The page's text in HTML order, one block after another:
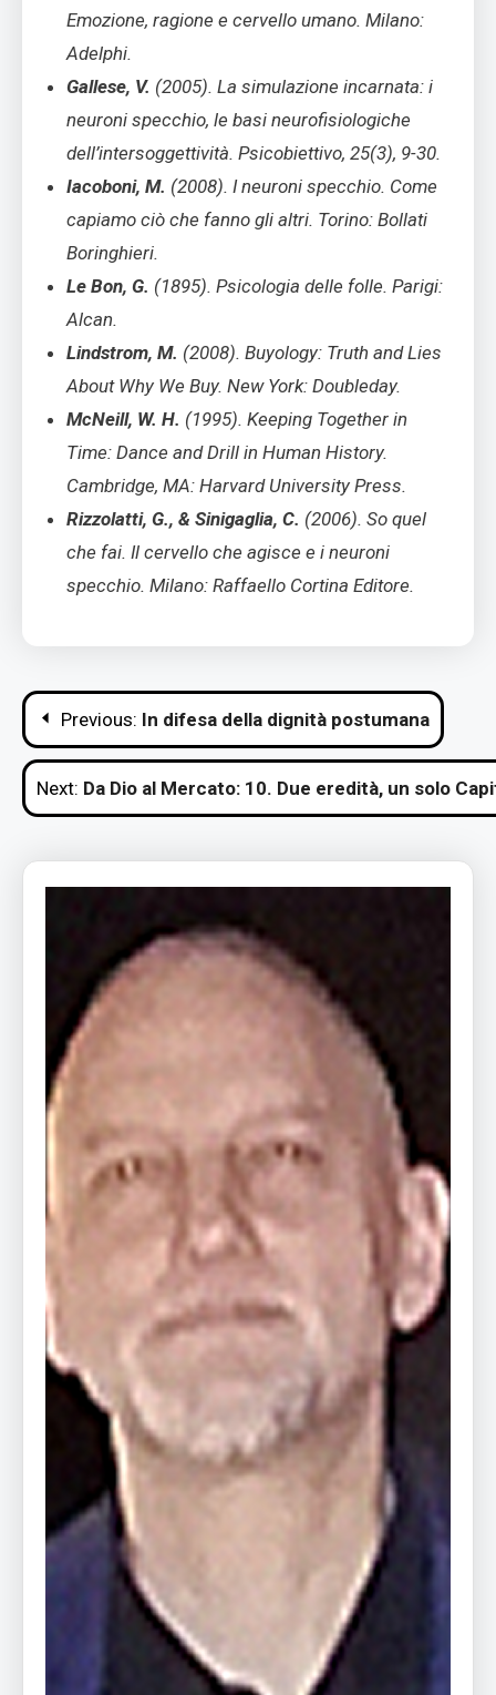
Emozione, ragione e cervello umano. Milano:
Adelphi.
Gallese, V. (2005). La simulazione incarnata: i
neuroni specchio, le basi neurofisiologiche
dell’intersoggettività. Psicobiettivo, 25(3), 9-30.
Iacoboni, M. (2008). I neuroni specchio. Come
capiamo ciò che fanno gli altri. Torino: Bollati
Boringhieri.
Le Bon, G. (1895). Psicologia delle folle. Parigi:
Alcan.
Lindstrom, M. (2008). Buyology: Truth and Lies
About Why We Buy. New York: Doubleday.
McNeill, W. H. (1995). Keeping Together in
Time: Dance and Drill in Human History.
Cambridge, MA: Harvard University Press.
Rizzolatti, G., & Sinigaglia, C. (2006). So quel
che fai. Il cervello che agisce e i neuroni
specchio. Milano: Raffaello Cortina Editore.
Navigazione
articoli
Previous: In difesa della dignità postumana
Next: Da Dio al Mercato: 10. Due eredità, un solo